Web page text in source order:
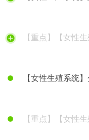
【重点】【女性
【女性生殖系统
【重点】【女性